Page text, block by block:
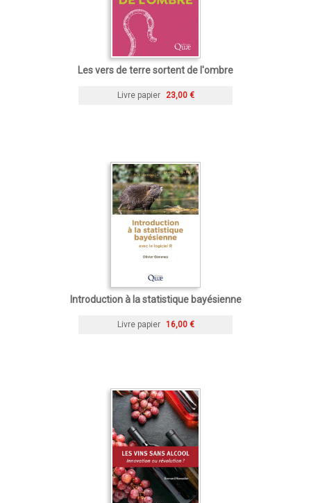
Les vers de terre sortent de l'ombre
Livre papier 23,00 €
Introduction à la statistique bayésienne
Livre papier 16,00 €